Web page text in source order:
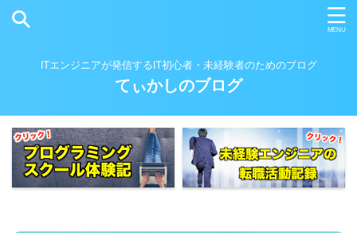
ITエンジニアが発信するIT初心者・未経験者のためのブログ
てぃかしのブログ